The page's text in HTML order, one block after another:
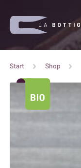
Start Shop